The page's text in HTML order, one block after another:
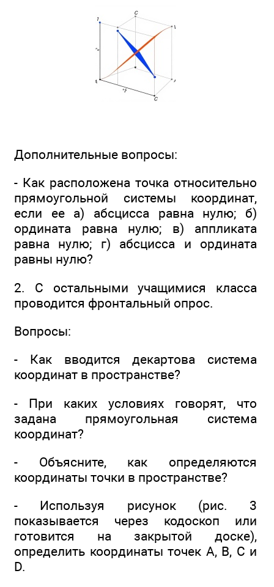
Дополнительные вопросы:
- Как расположена точка относительно
прямоугольной системы координат,
если ее а) абсцисса равна нулю; б)
ордината равна нулю; в) аппликата
равна нулю; г) абсцисса и ордината
равны нулю?
2. С остальными учащимися класса
проводится фронтальный опрос.
Вопросы:
- Как вводится декартова система
координат в пространстве?
- При каких условиях говорят, что
задана прямоугольная система
координат?
- Объясните, как определяются
координаты точки в пространстве?
- Используя рисунок (рис. 3
показывается через кодоскоп или
готовится на закрытой доске),
определить координаты точек А, В, С и
D.